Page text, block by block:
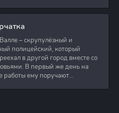
– скрупулёзный и
полицейский, который
в другой город вместе со
В первый же день на
работы ему поручают